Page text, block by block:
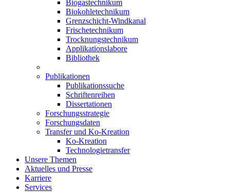
Biogastechnikum
Biokohletechnikum
Grenzschicht-Windkanal
Frischetechnikum
Trocknungstechnikum
Applikationslabore
Bibliothek
Publikationen
Publikationssuche
Schriftenreihen
Dissertationen
Forschungsstrategie
Forschungsdaten
Transfer und Ko-Kreation
Ko-Kreation
Technologietransfer
Unsere Themen
Aktuelles und Presse
Karriere
Services